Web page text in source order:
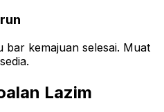
bar kemajuan selesai. Muat
Lazim